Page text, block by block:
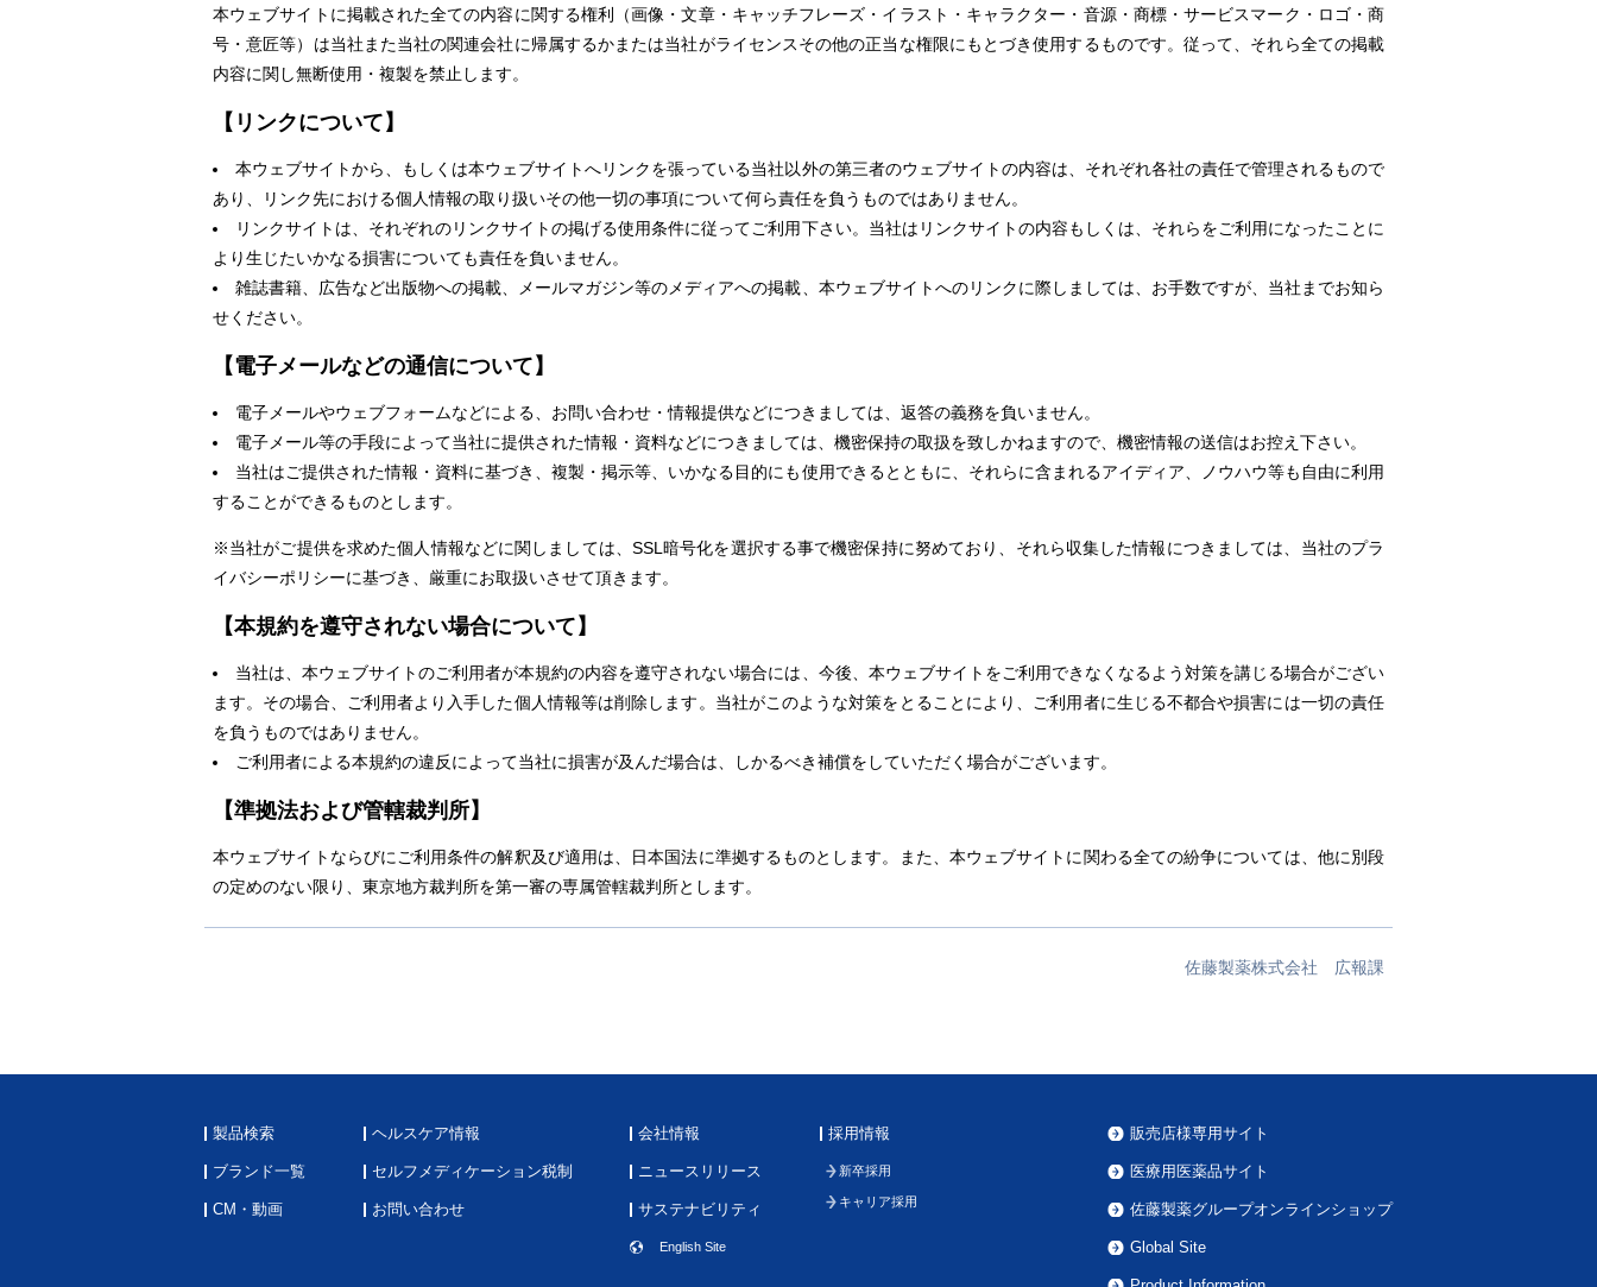
本ウェブサイトに掲載された全ての内容に関する権利（画像・文章・キャッチフレーズ・イラスト・キャラクター・音源・商標・サービスマーク・ロゴ・商
号・意匠等）は当社また当社の関連会社に帰属するかまたは当社がライセンスその他の正当な権限にもとづき使用するものです。従って、それら全ての掲載
内容に関し無断使用・複製を禁止します。
【リンクについて】
本ウェブサイトから、もしくは本ウェブサイトへリンクを張っている当社以外の第三者のウェブサイトの内容は、それぞれ各社の責任で管理されるもので
あり、リンク先における個人情報の取り扱いその他一切の事項について何ら責任を負うものではありません。
リンクサイトは、それぞれのリンクサイトの掲げる使用条件に従ってご利用下さい。当社はリンクサイトの内容もしくは、それらをご利用になったことに
より生じたいかなる損害についても責任を負いません。
雑誌書籍、広告など出版物への掲載、メールマガジン等のメディアへの掲載、本ウェブサイトへのリンクに際しましては、お手数ですが、当社までお知ら
せください。
【電子メールなどの通信について】
電子メールやウェブフォームなどによる、お問い合わせ・情報提供などにつきましては、返答の義務を負いません。
電子メール等の手段によって当社に提供された情報・資料などにつきましては、機密保持の取扱を致しかねますので、機密情報の送信はお控え下さい。
当社はご提供された情報・資料に基づき、複製・掲示等、いかなる目的にも使用できるとともに、それらに含まれるアイディア、ノウハウ等も自由に利用
することができるものとします。
※当社がご提供を求めた個人情報などに関しましては、SSL暗号化を選択する事で機密保持に努めており、それら収集した情報につきましては、当社のプラ
イバシーポリシーに基づき、厳重にお取扱いさせて頂きます。
【本規約を遵守されない場合について】
当社は、本ウェブサイトのご利用者が本規約の内容を遵守されない場合には、今後、本ウェブサイトをご利用できなくなるよう対策を講じる場合がござい
ます。その場合、ご利用者より入手した個人情報等は削除します。当社がこのような対策をとることにより、ご利用者に生じる不都合や損害には一切の責任
を負うものではありません。
ご利用者による本規約の違反によって当社に損害が及んだ場合は、しかるべき補償をしていただく場合がございます。
【準拠法および管轄裁判所】
本ウェブサイトならびにご利用条件の解釈及び適用は、日本国法に準拠するものとします。また、本ウェブサイトに関わる全ての紛争については、他に別段
の定めのない限り、東京地方裁判所を第一審の専属管轄裁判所とします。
佐藤製薬株式会社 広報課
製品検索
ブランド一覧
CM・動画
ヘルスケア情報
セルフメディケーション税制
お問い合わせ
会社情報
ニュースリリース
サステナビリティ
English Site
採用情報
新卒採用
キャリア採用
販売店様専用サイト
医療用医薬品サイト
佐藤製薬グループオンラインショップ
Global Site